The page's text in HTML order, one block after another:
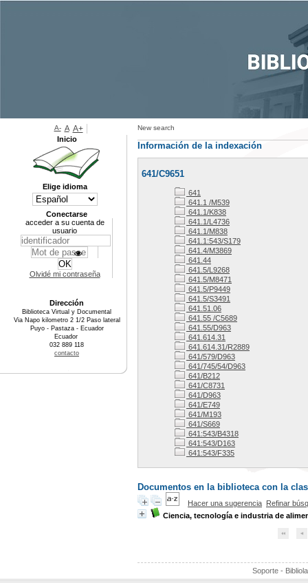
New search
Información de la indexación
641/C9651
641
641.1 /M539
641.1/K838
641.1/L4736
641.1/M838
641.1:543/S179
641.4/M3869
641.44
641.5/L9268
641.5/M8471
641.5/P9449
641.5/S3491
641.51.06
641.55 /C5689
641.55/D963
641.614.31
641.614.31/R2889
641/579/D963
641/745/54/D963
641/B212
641/C8731
641/D963
641/E749
641/M193
641/S669
641:543/B4318
641:543/D163
641:543/F335
Documentos en la biblioteca con la
Hacer una sugerencia Refinar
Ciencia, tecnología e industria de
Soporte -
A- A A+
Inicio
Elige idioma
Conectarse
acceder a su cuenta de
usuario
Olvidé mi contraseña
Dirección
Biblioteca Virtual y Documental
Via Napo kilometro 2 1/2 Paso lateral
Puyo - Pastaza - Ecuador
Ecuador
032 889 118
contacto